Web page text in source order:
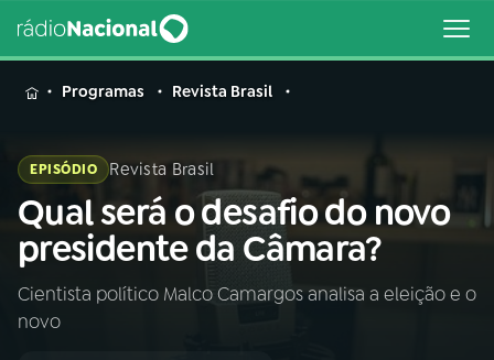
MENU
Buscar
na
Rádio
Nacional
Buscar
Programas Revista Brasil
EPISÓDIO Revista Brasil
Qual será o desafio do novo
presidente da Câmara?
Cientista político Malco Camargos analisa a eleição e o
novo